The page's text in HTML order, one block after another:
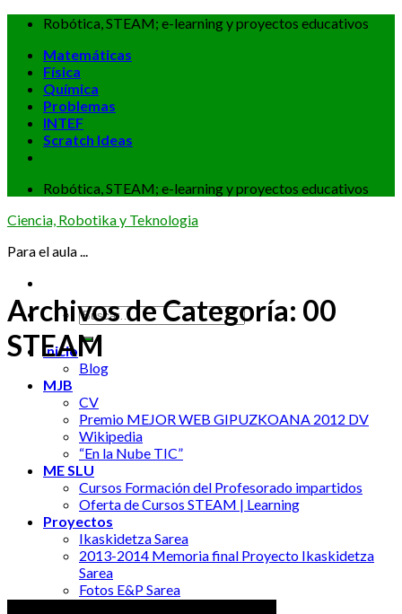
Skip
content
Robótica, STEAM; e-learning y proyectos educativos
Matemáticas
Física
Química
Problemas
INTEF
Scratch Ideas
Robótica, STEAM; e-learning y proyectos educativos
Ciencia, Robotika y Teknologia
Para el aula ...
inicio
Blog
MJB
CV
Premio MEJOR WEB GIPUZKOANA 2012 DV
Wikipedia
“En la Nube TIC”
ME SLU
Cursos Formación del Profesorado impartidos
Oferta de Cursos STEAM | Learning
Proyectos
Ikaskidetza Sarea
2013-2014 Memoria final Proyecto Ikaskidetza
Sarea
Fotos E&P Sarea
Archivos de Categoría: 00
STEAM